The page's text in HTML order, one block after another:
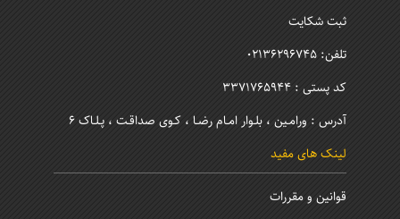
ثبت شکایت
تلفن: 02136296745
کد پستی : 3371765944
آدرس : ورامـین ، بلـوار امـام رضـا ، کـوی صداقـت ، پـلـاک 6
لینک های مفید
قوانین و مقررات